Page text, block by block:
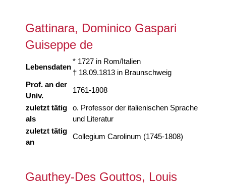
Gattinara, Dominico Gaspari
Guiseppe de
Lebensdaten
* 1727 in Rom/Italien
† 18.09.1813 in Braunschweig
Prof. an der
Univ.
1761-1808
zuletzt tätig
als
o. Professor der italienischen Sprache
und Literatur
zuletzt tätig
an
Collegium Carolinum (1745-1808)
Gauthey-Des Gouttos, Louis